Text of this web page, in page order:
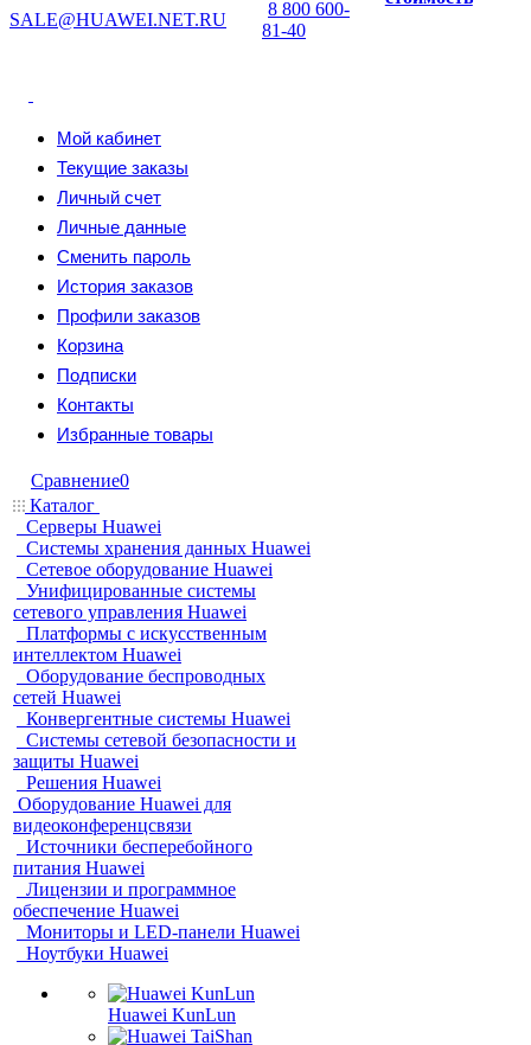
SALE@HUAWEI.NET.RU
8 800 600-
81-40
Мой кабинет
Текущие заказы
Личный счет
Личные данные
Сменить пароль
История заказов
Профили заказов
Корзина
Подписки
Контакты
Избранные товары
Сравнение0
Каталог
Серверы Huawei
Системы хранения данных Huawei
Сетевое оборудование Huawei
Унифицированные системы
сетевого управления Huawei
Платформы с искусственным
интеллектом Huawei
Оборудование беспроводных
сетей Huawei
Конвергентные системы Huawei
Системы сетевой безопасности и
защиты Huawei
Решения Huawei
Оборудование Huawei для
видеоконференцсвязи
Источники бесперебойного
питания Huawei
Лицензии и программное
обеспечение Huawei
Мониторы и LED-панели Huawei
Ноутбуки Huawei
Huawei KunLun